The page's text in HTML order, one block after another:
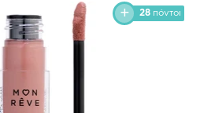
28 πόντοι